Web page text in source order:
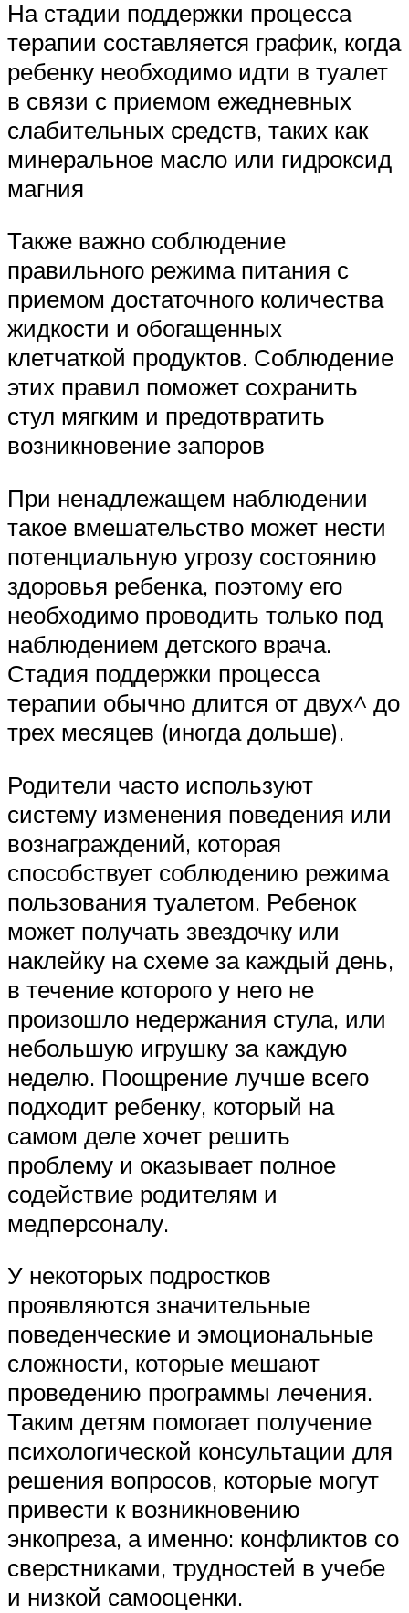
На стадии поддержки процесса
терапии составляется график, когда
ребенку необходимо идти в туалет
в связи с приемом ежедневных
слабительных средств, таких как
минеральное масло или гидроксид
магния
Также важно соблюдение
правильного режима питания с
приемом достаточного количества
жидкости и обогащенных
клетчаткой продуктов. Соблюдение
этих правил поможет сохранить
стул мягким и предотвратить
возникновение запоров
При ненадлежащем наблюдении
такое вмешательство может нести
потенциальную угрозу состоянию
здоровья ребенка, поэтому его
необходимо проводить только под
наблюдением детского врача.
Стадия поддержки процесса
терапии обычно длится от двух^ до
трех месяцев (иногда дольше).
Родители часто используют
систему изменения поведения или
вознаграждений, которая
способствует соблюдению режима
пользования туалетом. Ребенок
может получать звездочку или
наклейку на схеме за каждый день,
в течение которого у него не
произошло недержания стула, или
небольшую игрушку за каждую
неделю. Поощрение лучше всего
подходит ребенку, который на
самом деле хочет решить
проблему и оказывает полное
содействие родителям и
медперсоналу.
У некоторых подростков
проявляются значительные
поведенческие и эмоциональные
сложности, которые мешают
проведению программы лечения.
Таким детям помогает получение
психологической консультации для
решения вопросов, которые могут
привести к возникновению
энкопреза, а именно: конфликтов со
сверстниками, трудностей в учебе
и низкой самооценки.